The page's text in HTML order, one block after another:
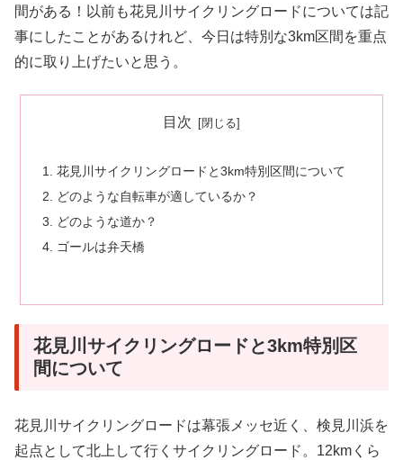
間がある！以前も花見川サイクリングロードについては記
事にしたことがあるけれど、今日は特別な3km区間を重点
的に取り上げたいと思う。
目次
花見川サイクリングロードと3km特別区間について
どのような自転車が適しているか？
どのような道か？
ゴールは弁天橋
花見川サイクリングロードと3km特別区
間について
花見川サイクリングロードは幕張メッセ近く、検見川浜を
起点として北上して行くサイクリングロード。12kmくら